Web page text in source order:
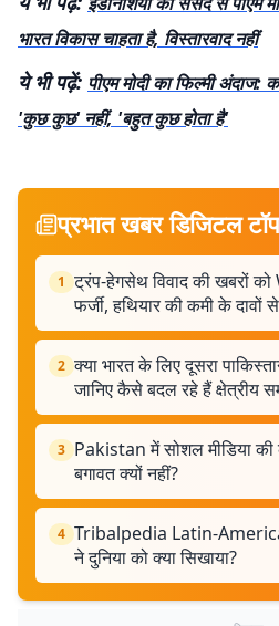
भारत विकास चाहता है, विस्तारवाद नहीं
ये भी पढ़ें: पीएम मोदी का फिल्मी अंदाज:
'कुछ कुछ' नहीं, 'बहुत कुछ होता है'
प्रभात खबर डिजिटल टॉप
1 ट्रंप-हेगसेथ विवाद की खबरों
फर्जी, हथियार की कमी के दावों
2 क्या भारत के लिए दूसरा
जानिए कैसे बदल रहे हैं क्षेत्रीय
3 Pakistan में सोशल मीडिया
बगावत क्यों नहीं?
4 Tribalpedia Latin-
ने दुनिया को क्या सिखाया?